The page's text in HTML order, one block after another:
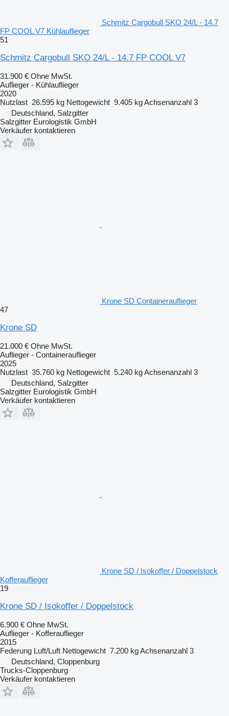
Schmitz Cargobull SKO 24/L - 14.7
FP COOL V7 Kühlauflieger
51
Schmitz Cargobull SKO 24/L - 14.7 FP COOL V7
31.900 € Ohne MwSt.
Auflieger - Kühlauflieger
2020
Nutzlast 26.595 kg Nettogewicht 9.405 kgAchsenanzahl 3
Deutschland, Salzgitter
Salzgitter Eurologistik GmbH
Verkäufer kontaktieren
Krone SD Containerauflieger
47
Krone SD
21.000 € Ohne MwSt.
Auflieger - Containerauflieger
2025
Nutzlast 35.760 kg Nettogewicht 5.240 kgAchsenanzahl 3
Deutschland, Salzgitter
Salzgitter Eurologistik GmbH
Verkäufer kontaktieren
Krone SD / Isokoffer / Doppelstock
Kofferauflieger
19
Krone SD / Isokoffer / Doppelstock
6.900 € Ohne MwSt.
Auflieger - Kofferauflieger
2015
Federung Luft/Luft Nettogewicht 7.200 kgAchsenanzahl 3
Deutschland, Cloppenburg
Trucks-Cloppenburg
Verkäufer kontaktieren